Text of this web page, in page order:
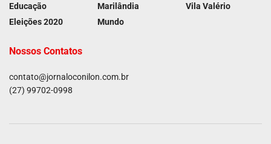
Educação
Eleições 2020
Marilândia
Mundo
Vila Valério
Nossos Contatos
contato@jornaloconilon.com.br
(27) 99702-0998